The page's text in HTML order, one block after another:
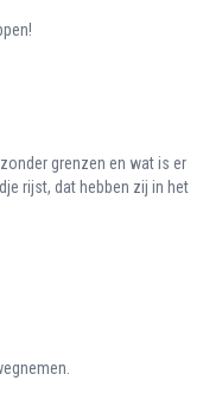
grenzen en wat is er
rijst, dat hebben zij in het